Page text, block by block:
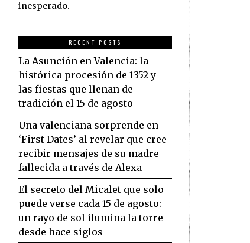
inesperado.
RECENT POSTS
La Asunción en Valencia: la
histórica procesión de 1352 y
las fiestas que llenan de
tradición el 15 de agosto
Una valenciana sorprende en
‘First Dates’ al revelar que cree
recibir mensajes de su madre
fallecida a través de Alexa
El secreto del Micalet que solo
puede verse cada 15 de agosto:
un rayo de sol ilumina la torre
desde hace siglos